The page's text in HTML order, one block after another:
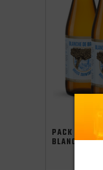
PACK 4
BLANCHE DE